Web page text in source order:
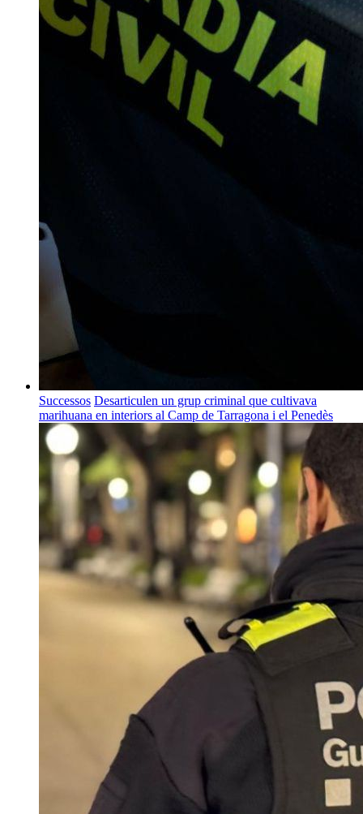
Successos Desarticulen un grup criminal que cultivava
marihuana en interiors al Camp de Tarragona i el Penedès